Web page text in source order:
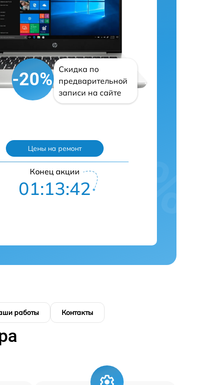
-20%
Скидка по
предварительной
записи на сайте
Цены на ремонт
Конец акции
01:13:41
работы Контакты